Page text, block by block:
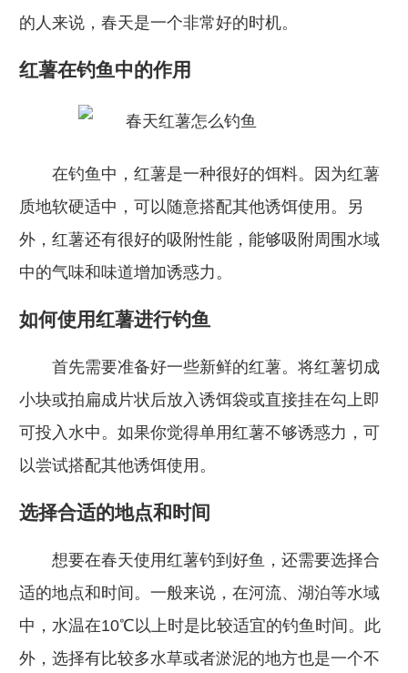
的人来说，春天是一个非常好的时机。
红薯在钓鱼中的作用
在钓鱼中，红薯是一种很好的饵料。因为红薯
质地软硬适中，可以随意搭配其他诱饵使用。另
外，红薯还有很好的吸附性能，能够吸附周围水域
中的气味和味道增加诱惑力。
如何使用红薯进行钓鱼
首先需要准备好一些新鲜的红薯。将红薯切成
小块或拍扁成片状后放入诱饵袋或直接挂在勾上即
可投入水中。如果你觉得单用红薯不够诱惑力，可
以尝试搭配其他诱饵使用。
选择合适的地点和时间
想要在春天使用红薯钓到好鱼，还需要选择合
适的地点和时间。一般来说，在河流、湖泊等水域
中，水温在10℃以上时是比较适宜的钓鱼时间。此
外，选择有比较多水草或者淤泥的地方也是一个不